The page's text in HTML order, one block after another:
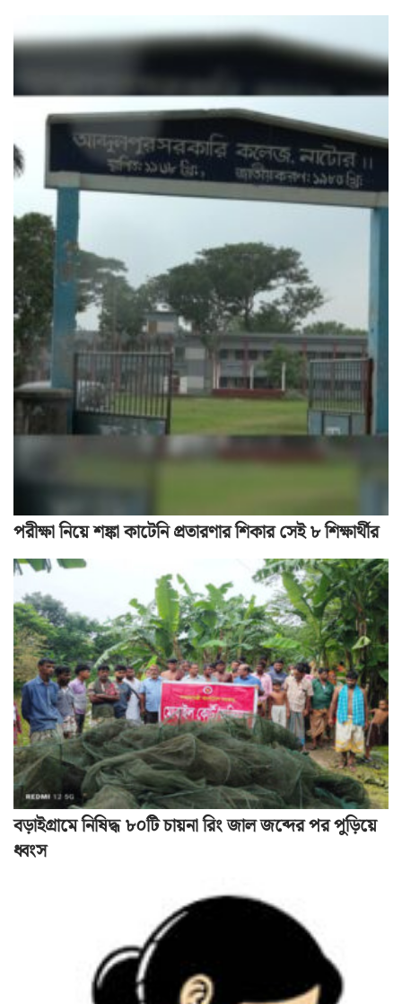
পরীক্ষা নিয়ে শঙ্কা কাটেনি প্রতারণার শিকার সেই ৮ শিক্ষার্থীর
বড়াইগ্রামে নিষিদ্ধ ৮০টি চায়না রিং জাল জব্দের পর পুড়িয়ে
ধ্বংস